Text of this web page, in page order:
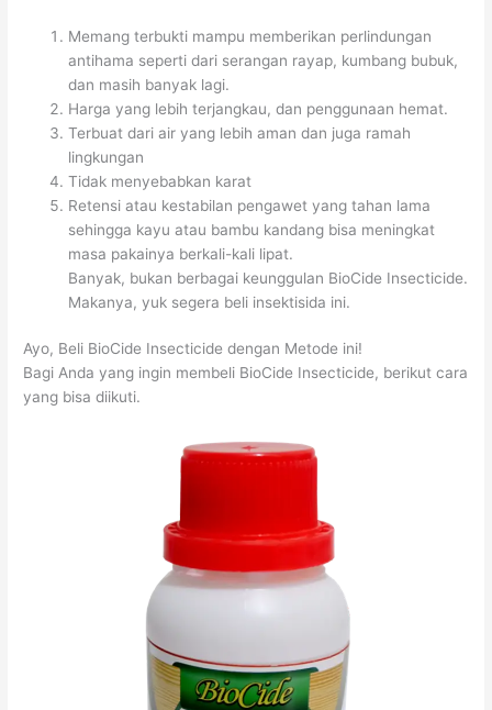
Memang terbukti mampu memberikan perlindungan
antihama seperti dari serangan rayap, kumbang bubuk,
dan masih banyak lagi.
Harga yang lebih terjangkau, dan penggunaan hemat.
Terbuat dari air yang lebih aman dan juga ramah
lingkungan
Tidak menyebabkan karat
Retensi atau kestabilan pengawet yang tahan lama
sehingga kayu atau bambu kandang bisa meningkat
masa pakainya berkali-kali lipat.
Banyak, bukan berbagai keunggulan BioCide Insecticide.
Makanya, yuk segera beli insektisida ini.
Ayo, Beli BioCide Insecticide dengan Metode ini!
Bagi Anda yang ingin membeli BioCide Insecticide, berikut cara
yang bisa diikuti.